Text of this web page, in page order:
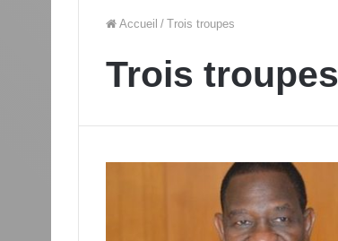
Accueil / Trois troupes
Trois troupes